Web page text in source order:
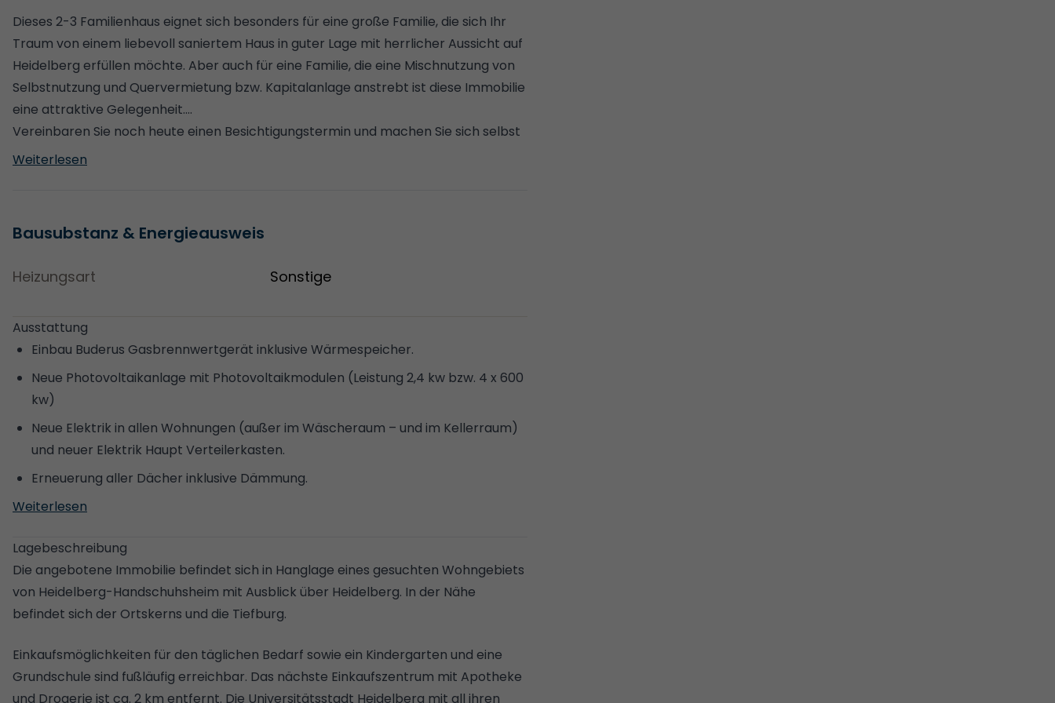
Dieses 2-3 Familienhaus eignet sich besonders für eine große Familie, die sich Ihr
Traum von einem liebevoll saniertem Haus in guter Lage mit herrlicher Aussicht auf
Heidelberg erfüllen möchte. Aber auch für eine Familie, die eine Mischnutzung von
Selbstnutzung und Quervermietung bzw. Kapitalanlage anstrebt ist diese Immobilie
eine attraktive Gelegenheit.
Vereinbaren Sie noch heute einen Besichtigungstermin und machen Sie sich selbst
ein Bild von den zahlreich, sorgfältig durchgeführten Sanierungsmaßnahmen und
Weiterlesen
Bausubstanz & Energieausweis
Heizungsart Sonstige
Ausstattung
Einbau Buderus Gasbrennwertgerät inklusive Wärmespeicher.
Neue Photovoltaikanlage mit Photovoltaikmodulen (Leistung 2,4 kw bzw. 4 x 600
kw)
Neue Elektrik in allen Wohnungen (außer im Wäscheraum – und im Kellerraum)
und neuer Elektrik Haupt Verteilerkasten.
Erneuerung aller Dächer inklusive Dämmung.
Neue Außendämmung im ganzen Haus (außer unter der
Renovierung aller Bäder, Ausstattung mit Fliesen, Dusche
Renovierung aller Küchen und Montage neuer Einbauküchen.
Einbau doppelt verglaster Fenster im ganzen Haus (2008-2010 in der 5ZKBB
kleineren 5 ZKB. Alle anderen Fenster wurden ca. 2004 eingebaut).
Einbau neuer Eingangstüren für alle Wohnungen.
Weiterlesen
Lagebeschreibung
Die angebotene Immobilie befindet sich in Hanglage eines gesuchten Wohngebiets
von Heidelberg-Handschuhsheim mit Ausblick über Heidelberg. In der Nähe
befindet sich der Ortskerns und die Tiefburg.
Einkaufsmöglichkeiten für den täglichen Bedarf sowie ein Kindergarten und eine
Grundschule sind fußläufig erreichbar. Das nächste Einkaufszentrum mit Apotheke
und Drogerie ist ca. 2 km entfernt. Die Universitätsstadt Heidelberg mit all ihren